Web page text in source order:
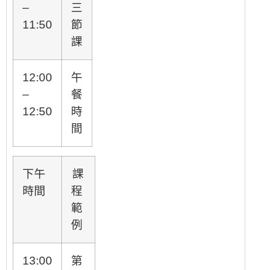
–
11:50
三
節
課
12:00
–
12:50
午
餐
時
間
下午
時間
課
程
範
例
13:00
第